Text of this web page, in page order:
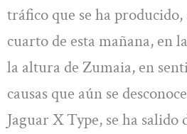
tráfico que se ha producido,
cuarto de esta mañana, en
la altura de Zumaia, en
causas que aún se
Jaguar X Type, se ha salido